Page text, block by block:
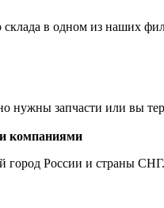
склада в одном из наших
нужны запчасти или вы
компаниями
город России и страны